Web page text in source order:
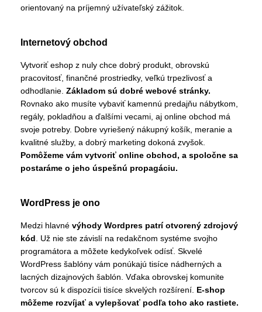
orientovaný na príjemný užívateľský zážitok.
Internetový obchod
Vytvoriť eshop z nuly chce dobrý produkt, obrovskú
pracovitosť, finančné prostriedky, veľkú trpezlivosť a
odhodlanie. Základom sú dobré webové stránky.
Rovnako ako musíte vybaviť kamennú predajňu nábytkom,
regály, pokladňou a ďalšími vecami, aj online obchod má
svoje potreby. Dobre vyriešený nákupný košík, meranie a
kvalitné služby, a dobrý marketing dokoná zvyšok.
Pomôžeme vám vytvoriť online obchod, a spoločne sa
postaráme o jeho úspešnú propagáciu.
WordPress je ono
Medzi hlavné výhody Wordpres patrí otvorený zdrojový
kód. Už nie ste závislí na redakčnom systéme svojho
programátora a môžete kedykoľvek odísť. Skvelé
WordPress šablóny vám ponúkajú tisíce nádherných a
lacných dizajnových šablón. Vďaka obrovskej komunite
tvorcov sú k dispozícii tisíce skvelých rozšírení. E-shop
môžeme rozvíjať a vylepšovať podľa toho ako rastiete.